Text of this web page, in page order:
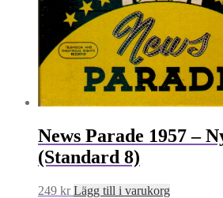
News Parade 1957 –
(Standard 8)
249 kr Lägg till i varukorg